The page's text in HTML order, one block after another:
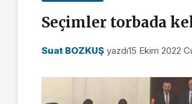
Seçimler torbada
Suat BOZKUŞ yazdı15 Ekim 2022